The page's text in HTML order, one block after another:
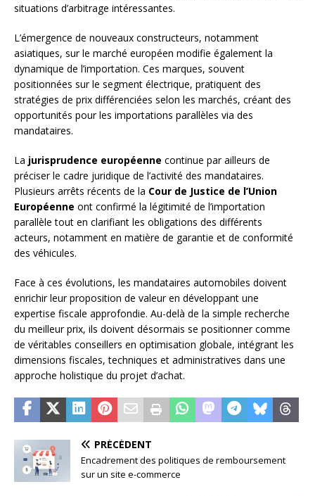
situations d’arbitrage intéressantes.
L’émergence de nouveaux constructeurs, notamment
asiatiques, sur le marché européen modifie également la
dynamique de l’importation. Ces marques, souvent
positionnées sur le segment électrique, pratiquent des
stratégies de prix différenciées selon les marchés, créant des
opportunités pour les importations parallèles via des
mandataires.
La jurisprudence européenne continue par ailleurs de
préciser le cadre juridique de l’activité des mandataires.
Plusieurs arrêts récents de la Cour de Justice de l’Union
Européenne ont confirmé la légitimité de l’importation
parallèle tout en clarifiant les obligations des différents
acteurs, notamment en matière de garantie et de conformité
des véhicules.
Face à ces évolutions, les mandataires automobiles doivent
enrichir leur proposition de valeur en développant une
expertise fiscale approfondie. Au-delà de la simple recherche
du meilleur prix, ils doivent désormais se positionner comme
de véritables conseillers en optimisation globale, intégrant les
dimensions fiscales, techniques et administratives dans une
approche holistique du projet d’achat.
PRÉCÉDENT
Encadrement des politiques de remboursement
sur un site e-commerce